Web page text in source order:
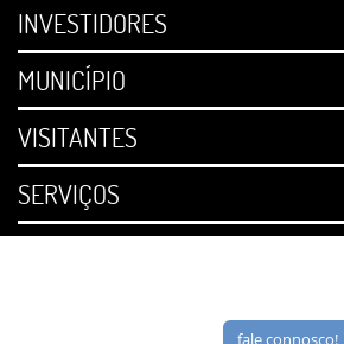
INVESTIDORES
MUNICÍPIO
VISITANTES
SERVIÇOS
fale connosco!